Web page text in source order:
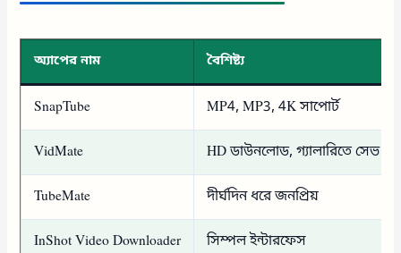
অ্যাপের নাম বৈশিষ্ট্য
SnapTube MP4, MP3, 4K সাপোর্ট
VidMate HD ডাউনলোড, গ্যালারিতে সেভ
TubeMate দীর্ঘদিন ধরে জনপ্রিয়
InShot Video Downloader সিম্পল ইন্টারফেস